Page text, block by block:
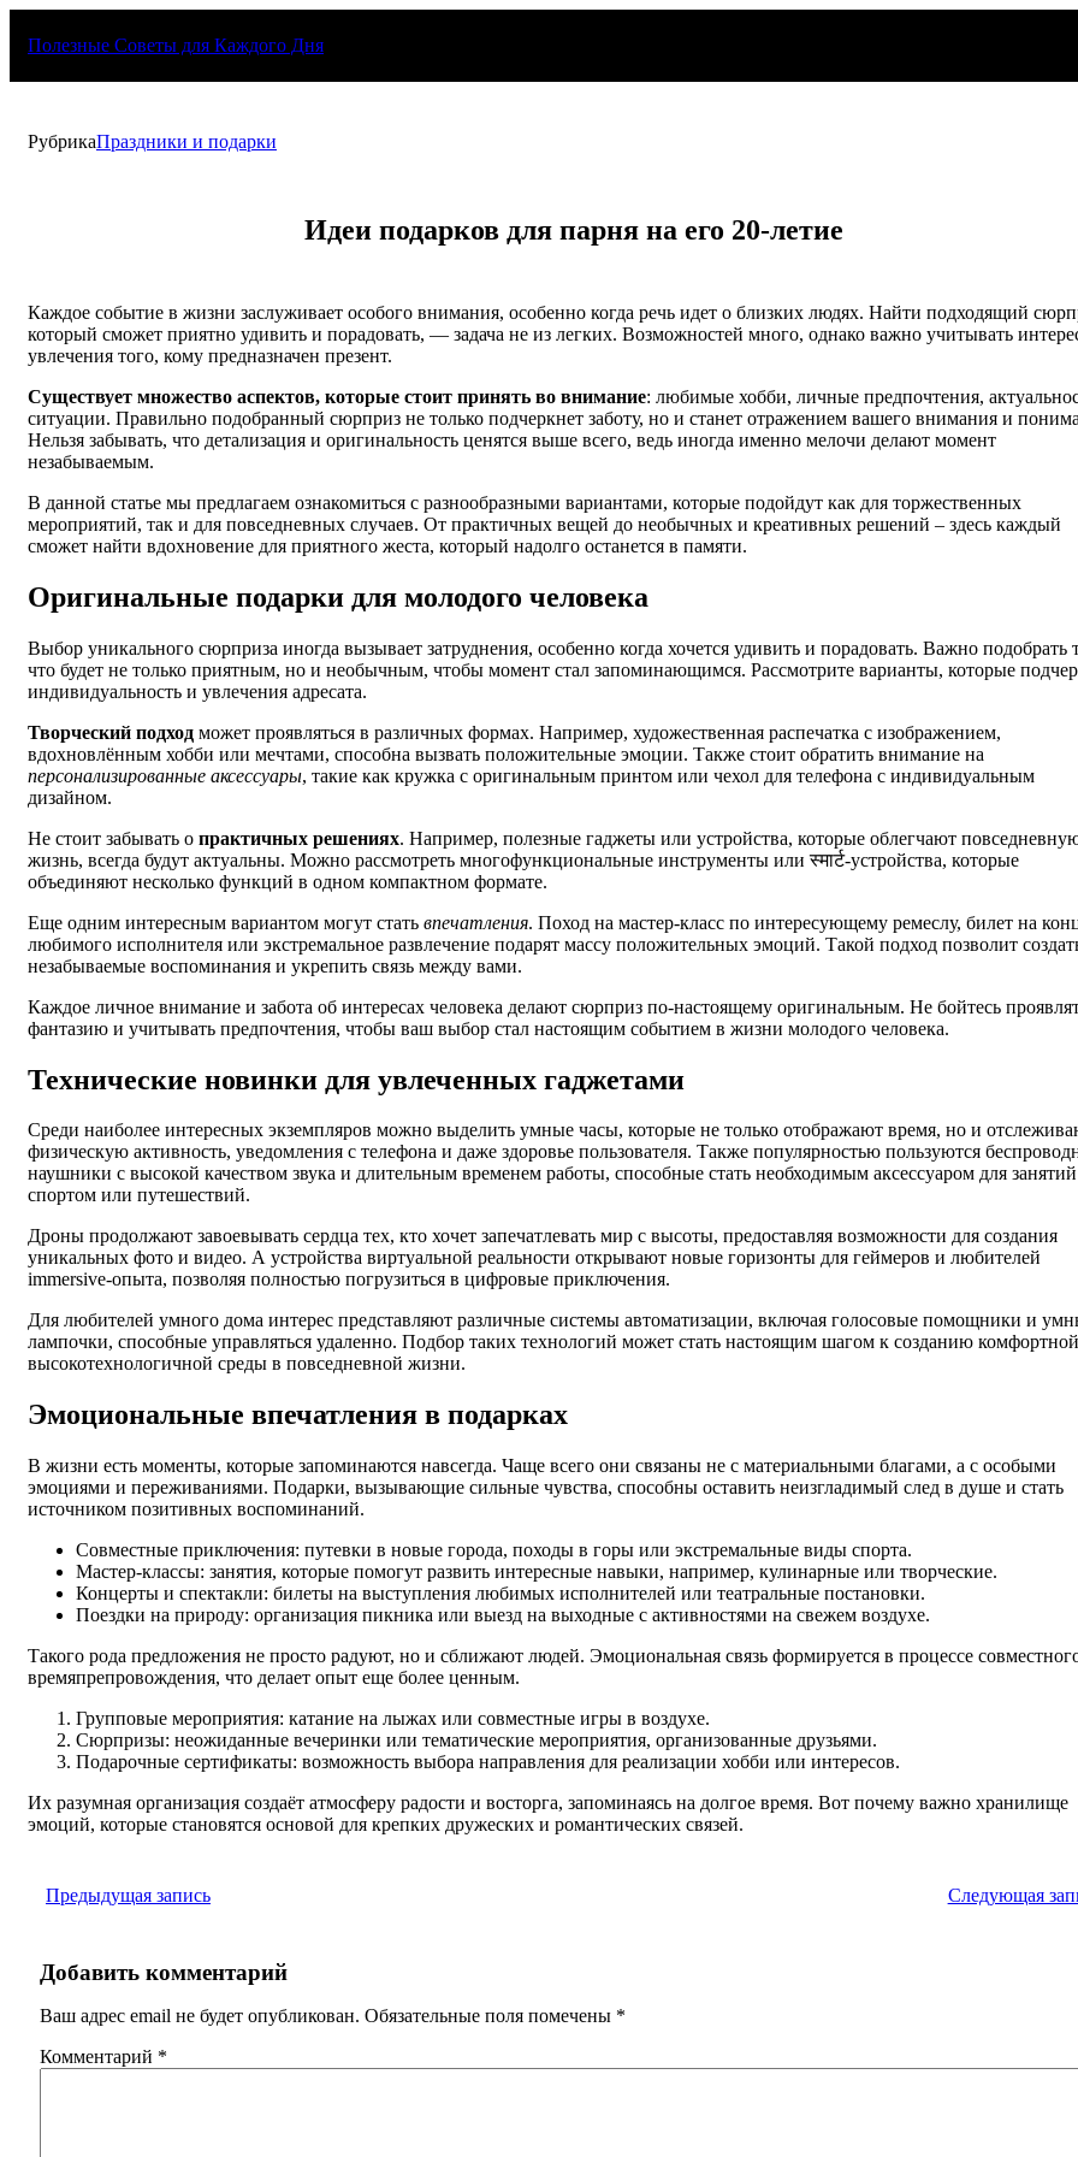
Полезные Советы для Каждого Дня
РубрикаПраздники и подарки
Идеи подарков для парня на его 20-летие
Каждое событие в жизни заслуживает особого внимания, особенно когда речь идет о близких людях. Найти подходящий
который сможет приятно удивить и порадовать, — задача не из легких. Возможностей много, однако важно учитывать
увлечения того, кому предназначен презент.
Существует множество аспектов, которые стоит принять во внимание: любимые хобби, личные предпочтения,
ситуации. Правильно подобранный сюрприз не только подчеркнет заботу, но и станет отражением вашего внимания и
Нельзя забывать, что детализация и оригинальность ценятся выше всего, ведь иногда именно мелочи делают момент
незабываемым.
В данной статье мы предлагаем ознакомиться с разнообразными вариантами, которые подойдут как для торжественных
мероприятий, так и для повседневных случаев. От практичных вещей до необычных и креативных решений – здесь каждый
сможет найти вдохновение для приятного жеста, который надолго останется в памяти.
Оригинальные подарки для молодого человека
Выбор уникального сюрприза иногда вызывает затруднения, особенно когда хочется удивить и порадовать. Важно подобрать
что будет не только приятным, но и необычным, чтобы момент стал запоминающимся. Рассмотрите варианты, которые
индивидуальность и увлечения адресата.
Творческий подход может проявляться в различных формах. Например, художественная распечатка с изображением,
вдохновлённым хобби или мечтами, способна вызвать положительные эмоции. Также стоит обратить внимание на
персонализированные аксессуары, такие как кружка с оригинальным принтом или чехол для телефона с индивидуальным
дизайном.
Не стоит забывать о практичных решениях. Например, полезные гаджеты или устройства, которые облегчают
жизнь, всегда будут актуальны. Можно рассмотреть многофункциональные инструменты или स्मार्ट-устройства, которые
объединяют несколько функций в одном компактном формате.
Еще одним интересным вариантом могут стать впечатления. Поход на мастер-класс по интересующему ремеслу, билет на
любимого исполнителя или экстремальное развлечение подарят массу положительных эмоций. Такой подход позволит
незабываемые воспоминания и укрепить связь между вами.
Каждое личное внимание и забота об интересах человека делают сюрприз по-настоящему оригинальным. Не бойтесь
фантазию и учитывать предпочтения, чтобы ваш выбор стал настоящим событием в жизни молодого человека.
Технические новинки для увлеченных гаджетами
Среди наиболее интересных экземпляров можно выделить умные часы, которые не только отображают время, но и
физическую активность, уведомления с телефона и даже здоровье пользователя. Также популярностью пользуются
наушники с высокой качеством звука и длительным временем работы, способные стать необходимым аксессуаром для занятий
спортом или путешествий.
Дроны продолжают завоевывать сердца тех, кто хочет запечатлевать мир с высоты, предоставляя возможности для создания
уникальных фото и видео. А устройства виртуальной реальности открывают новые горизонты для геймеров и любителей
immersive-опыта, позволяя полностью погрузиться в цифровые приключения.
Для любителей умного дома интерес представляют различные системы автоматизации, включая голосовые помощники и
лампочки, способные управляться удаленно. Подбор таких технологий может стать настоящим шагом к созданию
высокотехнологичной среды в повседневной жизни.
Эмоциональные впечатления в подарках
В жизни есть моменты, которые запоминаются навсегда. Чаще всего они связаны не с материальными благами, а с особыми
эмоциями и переживаниями. Подарки, вызывающие сильные чувства, способны оставить неизгладимый след в душе и стать
источником позитивных воспоминаний.
Совместные приключения: путевки в новые города, походы в горы или экстремальные виды спорта.
Мастер-классы: занятия, которые помогут развить интересные навыки, например, кулинарные или творческие.
Концерты и спектакли: билеты на выступления любимых исполнителей или театральные постановки.
Поездки на природу: организация пикника или выезд на выходные с активностями на свежем воздухе.
Такого рода предложения не просто радуют, но и сближают людей. Эмоциональная связь формируется в процессе
времяпрепровождения, что делает опыт еще более ценным.
Групповые мероприятия: катание на лыжах или совместные игры в воздухе.
Сюрпризы: неожиданные вечеринки или тематические мероприятия, организованные друзьями.
Подарочные сертификаты: возможность выбора направления для реализации хобби или интересов.
Их разумная организация создаёт атмосферу радости и восторга, запоминаясь на долгое время. Вот почему важно хранилище
эмоций, которые становятся основой для крепких дружеских и романтических связей.
Предыдущая запись Следующая
Добавить комментарий
Ваш адрес email не будет опубликован. Обязательные поля помечены *
Комментарий *